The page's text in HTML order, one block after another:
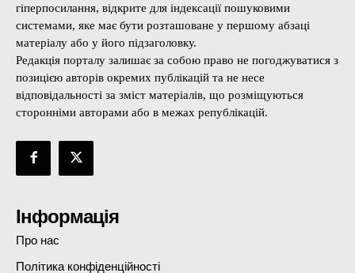
гіперпосилання, відкрите для індексації пошуковими
системами, яке має бути розташоване у першому абзаці
матеріалу або у його підзаголовку.
Редакція порталу залишає за собою право не погоджуватися з
позицією авторів окремих публікацій та не несе
відповідальності за зміст матеріалів, що розміщуються
сторонніми авторами або в межах републікацій.
Інформація
Про нас
Політика конфіденційності